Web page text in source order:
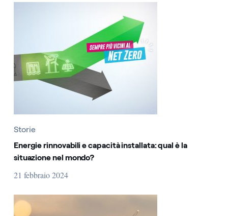
Storie
Energie rinnovabili e capacità installata: qual è la
situazione nel mondo?
21 febbraio 2024
L’energia elettrica si può conservare?